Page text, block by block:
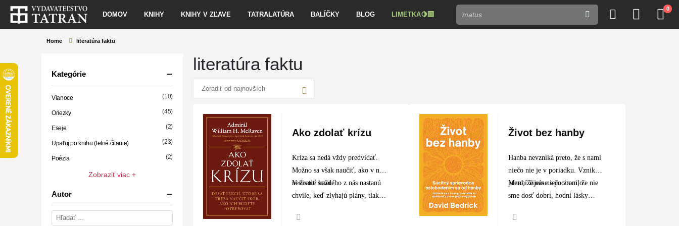
DOMOV KNIHY KNIHY V ZĽAVE TATRALATÚRA BALÍČKY BLOG LIMETKA🍋‍🟩
0
Home literatúra faktu
literatúra faktu
Ako zdolať krízu
Kríza sa nedá vždy predvídať.
Možno sa však naučiť, ako v nej
nestratiť smer.
V živote každého z nás nastanú
chvíle, keď zlyhajú plány, tlak
závisí…
Život bez hanby
Hanba nevzniká preto, že s nami
niečo nie je v poriadku. Vzniká
preto, že nás niečo zranilo.
Mnohí žijeme s pocitom, že nie
sme dosť dobrí, hodní lásky
Kategórie
Vianoce (10)
Oriezky (45)
Eseje (2)
Upaľuj po knihu (letné čítanie) (23)
Poézia (2)
Zobraziť viac +
Autor